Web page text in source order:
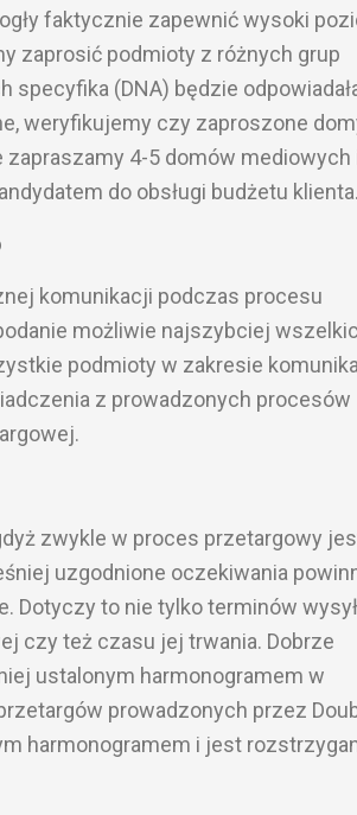
faktycznie zapewnić wysoki
zaprosić podmioty z różnych grup
specyfika (DNA) będzie
weryfikujemy czy zaproszone
4-5 domów mediowych
do obsługi budżetu klienta.
komunikacji podczas procesu
możliwie najszybciej
podmioty w zakresie
z prowadzonych procesów
zwykle w proces przetargowy
uzgodnione oczekiwania
Dotyczy to nie tylko terminów
czy też czasu jej trwania. Dobrze
ustalonym harmonogramem w
prowadzonych przez
harmonogramem i jest